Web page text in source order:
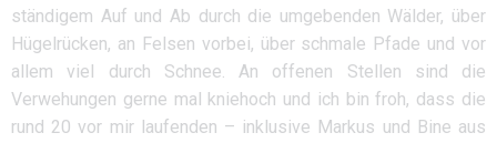
ständigem Auf und Ab durch die umgebenden Wälder, über
Hügelrücken, an Felsen vorbei, über schmale Pfade und vor
allem viel durch Schnee. An offenen Stellen sind die
Verwehungen gerne mal kniehoch und ich bin froh, dass die
rund 20 vor mir laufenden – inklusive Markus und Bine aus